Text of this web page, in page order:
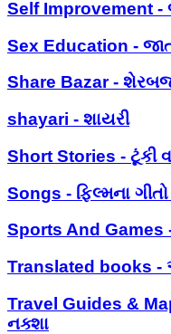
Self Improvement -
Sex Education -
Share Bazar -
shayari - શાયરી
Short Stories - ટૂંકી
Songs - ફિલ્મના
Sports And
Translated books -
Travel Guides &
નક્શા